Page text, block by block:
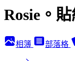
Rosie。
相簿 部落格